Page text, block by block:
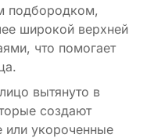
подбородком,
широкой верхней
что помогает
вытянуто в
создают
укороченные